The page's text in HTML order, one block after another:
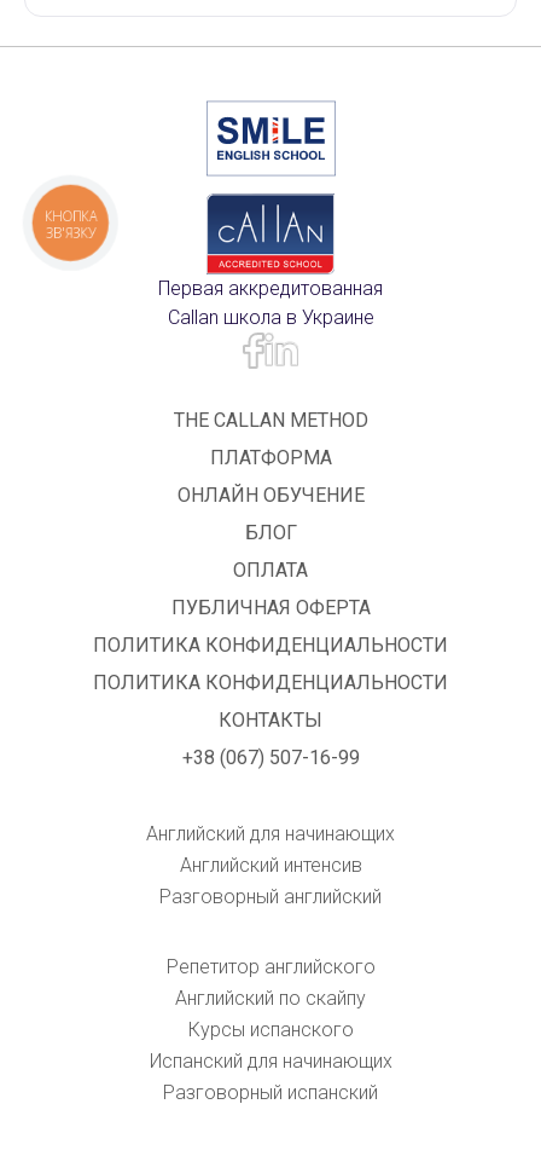
Первая аккредитованная
Callan школа в Украине
THE CALLAN METHOD
ПЛАТФОРМА
ОНЛАЙН ОБУЧЕНИЕ
БЛОГ
ОПЛАТА
ПУБЛИЧНАЯ ОФЕРТА
ПОЛИТИКА КОНФИДЕНЦИАЛЬНОСТИ
ПОЛИТИКА КОНФИДЕНЦИАЛЬНОСТИ
КОНТАКТЫ
+38 (067) 507-16-99
Английский для начинающих
Английский интенсив
Разговорный английский
Репетитор английского
Английский по скайпу
Курсы испанского
Испанский для начинающих
Разговорный испанский
КНОПКА
ЗВ'ЯЗКУ